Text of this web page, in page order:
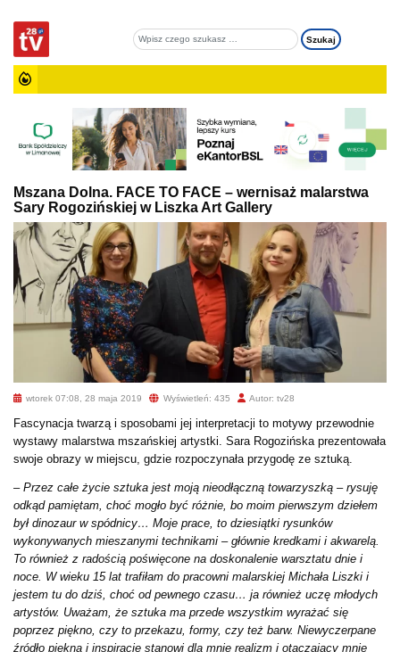
Mszana Dolna. FACE TO FACE – wernisaż malarstwa
Sary Rogozińskiej w Liszka Art Gallery
wtorek 07:08, 28 maja 2019 Wyświetleń: 435 Autor: tv28
Fascynacja twarzą i sposobami jej interpretacji to motywy przewodnie
wystawy malarstwa mszańskiej artystki. Sara Rogozińska prezentowała
swoje obrazy w miejscu, gdzie rozpoczynała przygodę ze sztuką.
– Przez całe życie sztuka jest moją nieodłączną towarzyszką – rysuję
odkąd pamiętam, choć mogło być różnie, bo moim pierwszym dziełem
był dinozaur w spódnicy… Moje prace, to dziesiątki rysunków
wykonywanych mieszanymi technikami – głównie kredkami i akwarelą.
To również z radością poświęcone na doskonalenie warsztatu dnie i
noce. W wieku 15 lat trafiłam do pracowni malarskiej Michała Liszki i
jestem tu do dziś, choć od pewnego czasu… ja również uczę młodych
artystów. Uważam, że sztuka ma przede wszystkim wyrażać się
poprzez piękno, czy to przekazu, formy, czy też barw. Niewyczerpane
źródło piękna i inspirację stanowi dla mnie realizm i otaczający mnie